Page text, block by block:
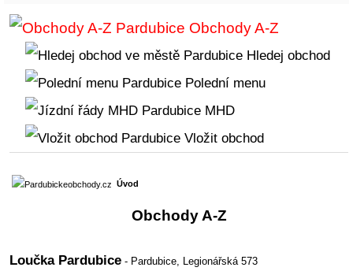
Obchody A-Z
Hledej obchod
Polední menu
MHD
Vložit obchod
Úvod
Obchody A-Z
Loučka Pardubice - Pardubice, Legionářská 573